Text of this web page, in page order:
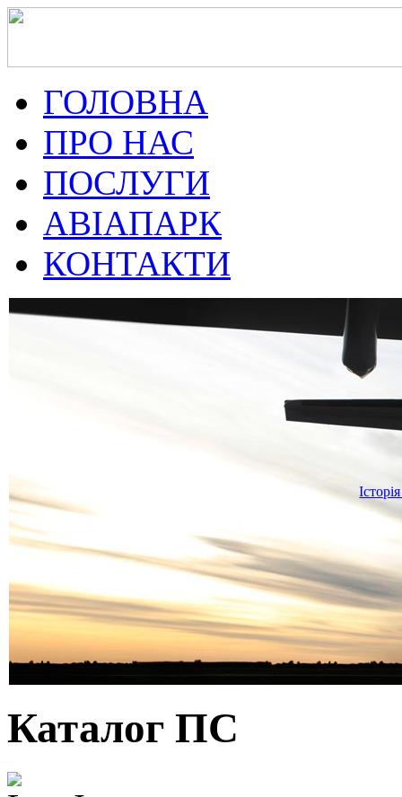
ГОЛОВНА
ПРО НАС
ПОСЛУГИ
АВІАПАРК
КОНТАКТИ
Каталог ПС